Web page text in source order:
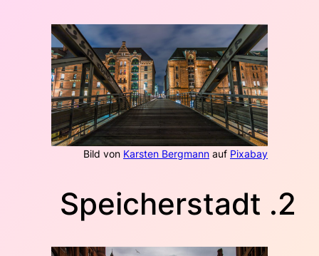
Bild von Karsten Bergmann auf Pixabay
2. Speicherstadt